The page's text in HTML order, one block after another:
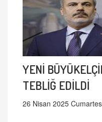
YENİ
TEBLİĞ EDİLDİ
26 Nisan 2025